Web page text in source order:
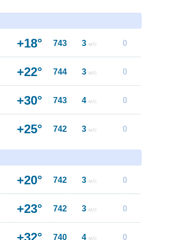
+18° 743 3 м/с 0
+22° 744 3 м/с 0
+30° 743 4 м/с 0
+25° 742 3 м/с 0
+20° 742 3 м/с 0
+23° 742 3 м/с 0
+32° 740 4 м/с 0